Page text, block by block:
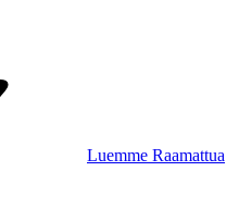
Luemme Raamattua